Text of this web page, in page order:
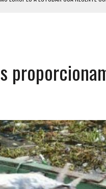
TERÁ LUGAR EM OUTUBRO